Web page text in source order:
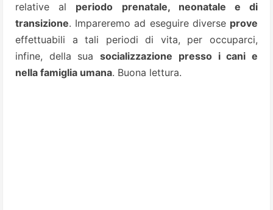
relative al periodo prenatale, neonatale e di
transizione. Impareremo ad eseguire diverse prove
effettuabili a tali periodi di vita, per occuparci,
infine, della suasocializzazione presso i cani e
nella famiglia umana. Buona lettura.